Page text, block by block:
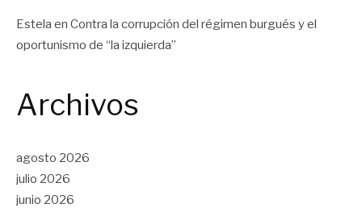
Estela en Contra la corrupción del régimen burgués y el
oportunismo de “la izquierda”
Archivos
agosto 2026
julio 2026
junio 2026